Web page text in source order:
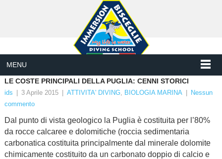
MENU
LE COSTE PRINCIPALI DELLA PUGLIA: CENNI STORICI
ids 3 Aprile 2015 ATTIVITA' DIVING, BIOLOGIA MARINA
Nessun
commento
Dal punto di vista geologico la Puglia è costituita per l’80%
da rocce calcaree e dolomitiche (roccia sedimentaria
carbonatica costituita principalmente dal minerale dolomite
chimicamente costituito da un carbonato doppio di calcio e